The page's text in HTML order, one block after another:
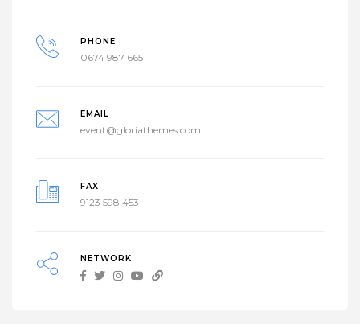
PHONE
0674 987 665
EMAIL
event@gloriathemes.com
FAX
9123 598 453
NETWORK